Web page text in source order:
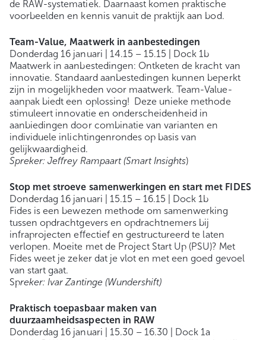
de RAW-systematiek. Daarnaast komen praktische
voorbeelden en kennis vanuit de praktijk aan bod.
Team-Value, Maatwerk in aanbestedingen
Donderdag 16 januari | 14.15 – 15.15 | Dock 1b
Maatwerk in aanbestedingen: Ontketen de kracht van
innovatie. Standaard aanbestedingen kunnen beperkt
zijn in mogelijkheden voor maatwerk. Team-Value-
aanpak biedt een oplossing! Deze unieke methode
stimuleert innovatie en onderscheidenheid in
aanbiedingen door combinatie van varianten en
individuele inlichtingenrondes op basis van
gelijkwaardigheid.
Spreker: Jeffrey Rampaart (Smart Insights)
Stop met stroeve samenwerkingen en start met FIDES
Donderdag 16 januari | 15.15 – 16.15 | Dock 1b
Fides is een bewezen methode om samenwerking
tussen opdrachtgevers en opdrachtnemers bij
infraprojecten effectief en gestructureerd te laten
verlopen. Moeite met de Project Start Up (PSU)? Met
Fides weet je zeker dat je vlot en met een goed gevoel
van start gaat.
Spreker: Ivar Zantinge (Wundershift)
Praktisch toepasbaar maken van
duurzaamheidsaspecten in RAW
Donderdag 16 januari | 15.30 – 16.30 | Dock 1a